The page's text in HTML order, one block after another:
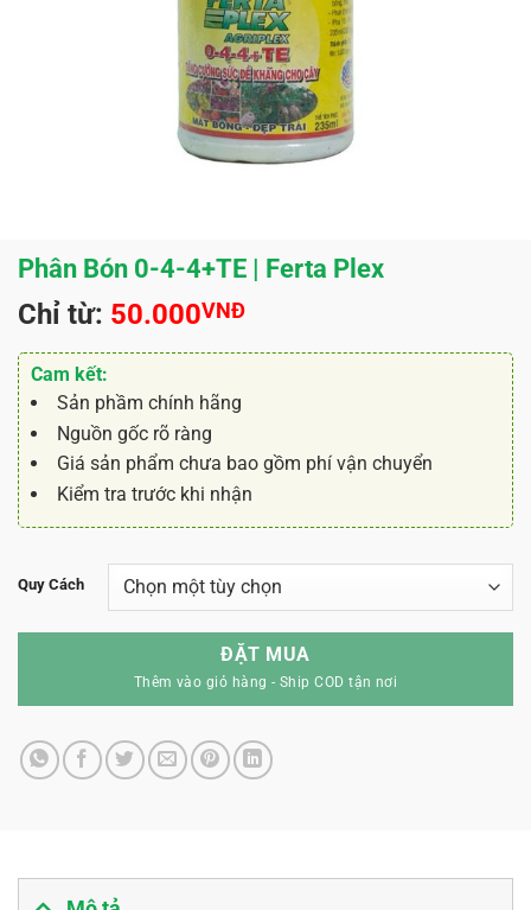
Phân Bón 0-4-4+TE | Ferta Plex
Chỉ từ: 50.000VNĐ
Cam kết:
Sản phầm chính hãng
Nguồn gốc rõ ràng
Giá sản phẩm chưa bao gồm phí vận chuyển
Kiểm tra trước khi nhận
Quy Cách
ĐẶT MUA